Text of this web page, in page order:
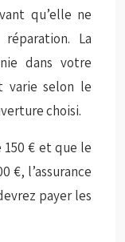
qu’elle ne
La
dans votre
varie selon le
choisi.
150 € et que le
€, l’assurance
payer les